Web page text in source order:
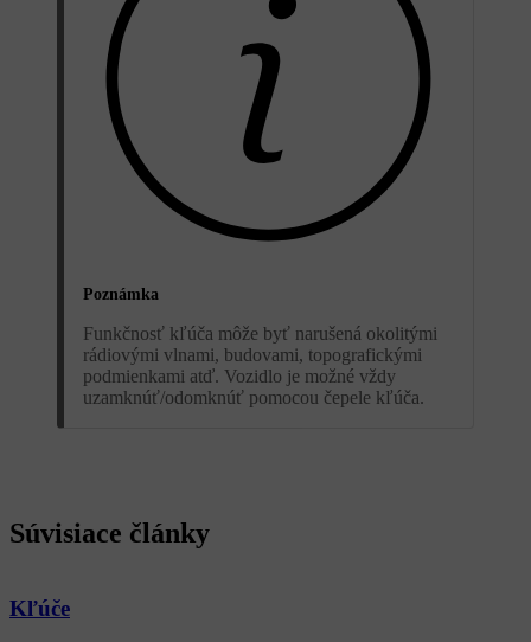
Poznámka
Funkčnosť kľúča môže byť narušená okolitými
rádiovými vlnami, budovami, topografickými
podmienkami atď. Vozidlo je možné vždy
uzamknúť/odomknúť pomocou čepele kľúča.
Súvisiace články
Kľúče